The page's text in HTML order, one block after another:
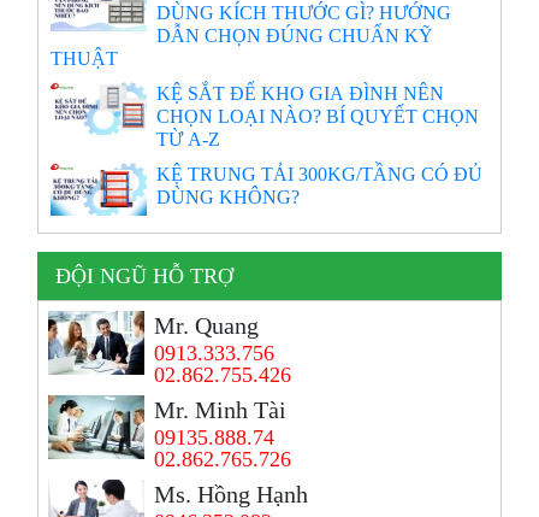
DÙNG KÍCH THƯỚC GÌ? HƯỚNG
DẪN CHỌN ĐÚNG CHUẨN KỸ
THUẬT
KỆ SẮT ĐỂ KHO GIA ĐÌNH NÊN
CHỌN LOẠI NÀO? BÍ QUYẾT CHỌN
TỪ A-Z
KỆ TRUNG TẢI 300KG/TẦNG CÓ ĐỦ
DÙNG KHÔNG?
ĐỘI NGŨ HỖ TRỢ
Mr. Quang
0913.333.756
02.862.755.426
Mr. Minh Tài
09135.888.74
02.862.765.726
Ms. Hồng Hạnh